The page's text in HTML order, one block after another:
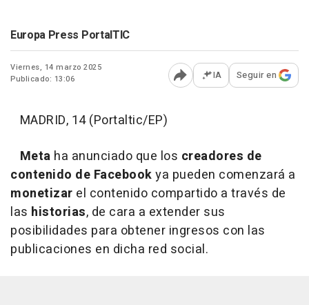
Europa Press PortalTIC
Viernes, 14 marzo 2025
Publicado: 13:06
Abrir opciones para
IA Seguir en
MADRID, 14 (Portaltic/EP)
Meta ha anunciado que los creadores de
contenido de Facebookya pueden comenzará a
monetizar el contenido compartido a través de
las historias, de cara a extender sus
posibilidades para obtener ingresos con las
publicaciones en dicha red social.